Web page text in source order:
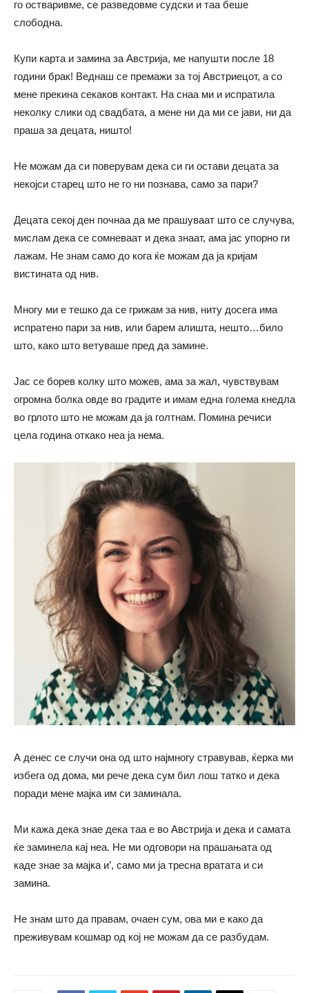
го остваривме, се разведовме судски и таа беше
слободна.
Купи карта и замина за Австрија, ме напушти после 18
години брак! Веднаш се премажи за тој Австриецот, а со
мене прекина секаков контакт. На снаа ми и испратила
неколку слики од свадбата, а мене ни да ми се јави, ни да
праша за децата, ништо!
Не можам да си поверувам дека си ги остави децата за
некојси старец што не го ни познава, само за пари?
Децата секој ден почнаа да ме прашуваат што се случува,
мислам дека се сомневаат и дека знаат, ама јас упорно ги
лажам. Не знам само до кога ќе можам да ја кријам
вистината од нив.
Многу ми е тешко да се грижам за нив, ниту досега има
испратено пари за нив, или барем алишта, нешто…било
што, како што ветуваше пред да замине.
Јас се борев колку што можев, ама за жал, чувствувам
огромна болка овде во градите и имам една голема кнедла
во грлото што не можам да ја голтнам. Помина речиси
цела година откако неа ја нема.
А денес се случи она од што најмногу стравував, ќерка ми
избега од дома, ми рече дека сум бил лош татко и дека
поради мене мајка им си заминала.
Ми кажа дека знае дека таа е во Австрија и дека и самата
ќе заминела кај неа. Не ми одговори на прашањата од
каде знае за мајка и’, само ми ја тресна вратата и си
замина.
Не знам што да правам, очаен сум, ова ми е како да
преживувам кошмар од кој не можам да се разбудам.